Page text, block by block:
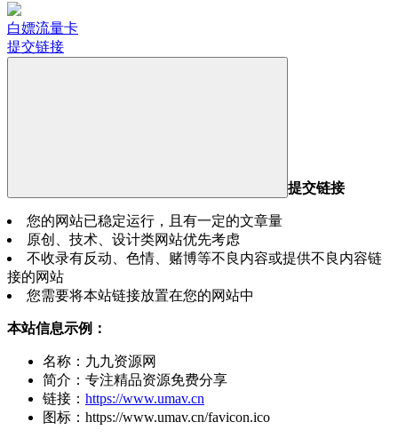
白嫖流量卡
提交链接
提交链接
您的网站已稳定运行，且有一定的文章量
原创、技术、设计类网站优先考虑
不收录有反动、色情、赌博等不良内容或提供不良内容链
接的网站
您需要将本站链接放置在您的网站中
本站信息示例：
名称：九九资源网
简介：专注精品资源免费分享
链接： https://www.umav.cn
图标：https://www.umav.cn/favicon.ico